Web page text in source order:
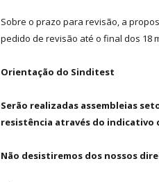
Sobre o prazo para revisão, a
pedido de revisão até o final dos 18
Orientação do Sinditest
Serão realizadas assembleias
resistência através do indicativo
Não desistiremos dos nossos